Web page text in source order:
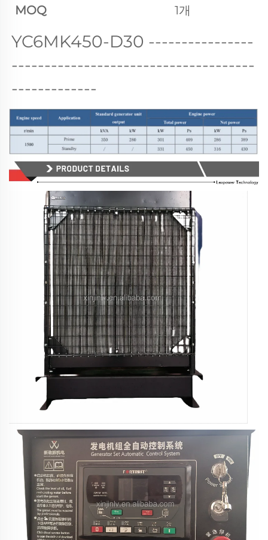
MOQ 1개
YC6MK450-D30 ----------------
-------------------------------------
-------------